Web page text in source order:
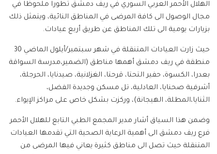
الهلال الأحمر العربي السوري في ريف دمشق تطورا ملحوظا في
مجال الوصول الى كافة المرضى في المناطق النائية، ويتمثل ذلك
بزيارات يومية الى تلك المناطق عن طريق أربع عيادات.
حيث زارت العيادات المتنقلة في شهر سبتمبر/أيلول الماضي 30
منطقة في ريف دمشق أهمها مناطق (الضمير،مدرسة السواقة
بعدرا، الكسوة، حفير التحتا، قرحتا، الغزلانية، صيدنايا، الحرجلة،
أشرفية صحنايا، العادلية، تل مسكن وجديدة الفضل،
الثنايا،المطلة، الهيجانة)، وركزت بشكل خاص على مراكز الإيواء.
وضمن هذا السياق أشار مدير المجمع الطبي التابع للهلال الأحمر
فرع ريف دمشق الى أهمية الرعاية الصحية التي تقدمها العيادات
المتنقلة حيث تصل الى مناطق كثيرة يعاني فيها المرضى من